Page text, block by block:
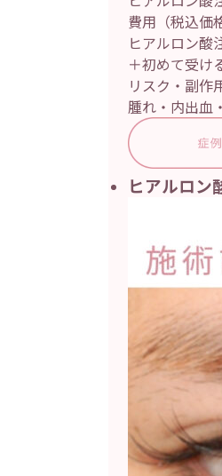
費用（税込価
ヒアルロン
＋初めて受け
リスク・副作
腫れ・内出血
ヒアルロン